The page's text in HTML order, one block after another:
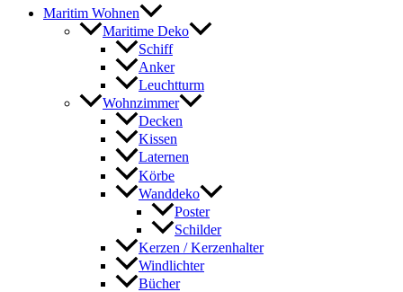
Maritim Wohnen
Maritime Deko
Schiff
Anker
Leuchtturm
Wohnzimmer
Decken
Kissen
Laternen
Körbe
Wanddeko
Poster
Schilder
Kerzen / Kerzenhalter
Windlichter
Bücher